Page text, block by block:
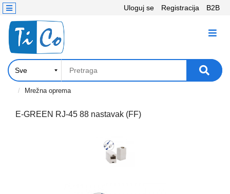
Uloguj se Registracija B2B
KATEGORIJE
Računari,
Komponente
Laptop
tablet
Kontakt
Mrežna oprema
E-GREEN RJ-45 88 nastavak (FF)